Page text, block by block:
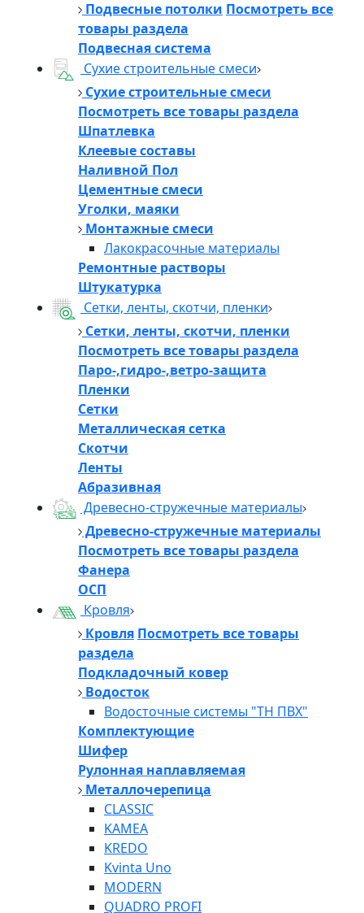
Подвесные потолки Посмотреть все
товары раздела
Подвесная система
Сухие строительные смеси
Сухие строительные смеси
Посмотреть все товары раздела
Шпатлевка
Клеевые составы
Наливной Пол
Цементные смеси
Уголки, маяки
Монтажные смеси
Лакокрасочные материалы
Ремонтные растворы
Штукатурка
Сетки, ленты, скотчи, пленки
Сетки, ленты, скотчи, пленки
Посмотреть все товары раздела
Паро-,гидро-,ветро-защита
Пленки
Сетки
Металлическая сетка
Скотчи
Ленты
Абразивная
Древесно-стружечные материалы
Древесно-стружечные материалы
Посмотреть все товары раздела
Фанера
ОСП
Кровля
Кровля Посмотреть все товары
раздела
Подкладочный ковер
Водосток
Водосточные системы "ТН ПВХ"
Комплектующие
Шифер
Рулонная наплавляемая
Металлочерепица
CLASSIC
KAMEA
KREDO
Kvinta Uno
MODERN
QUADRO PROFI